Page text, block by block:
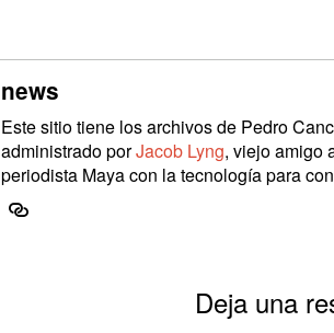
news
Este sitio tiene los archivos de Pedro
administrado porJacob Lyng, viejo amigo
periodista Maya con la tecnología para
Deja una